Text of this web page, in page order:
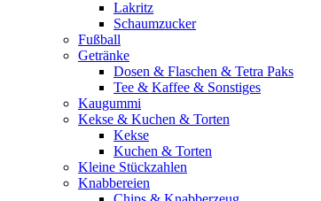
Lakritz
Schaumzucker
Fußball
Getränke
Dosen & Flaschen & Tetra Paks
Tee & Kaffee & Sonstiges
Kaugummi
Kekse & Kuchen & Torten
Kekse
Kuchen & Torten
Kleine Stückzahlen
Knabbereien